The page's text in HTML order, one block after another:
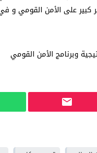
كبير على الأمن القومي
وبرنامج الأمن القومي